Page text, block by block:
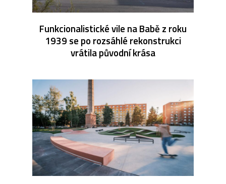
Funkcionalistické vile na Babě z roku
1939 se po rozsáhlé rekonstrukci
vrátila původní krása